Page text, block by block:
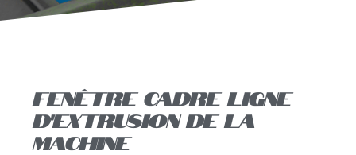
Fenêtre Cadre ligne
d'extrusion de la
machine